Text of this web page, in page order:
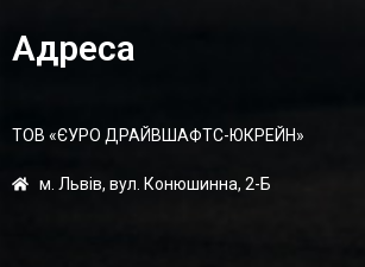
Адреса
ТОВ «ЄУРО ДРАЙВШАФТC-ЮКРЕЙН»
м. Львів, вул. Конюшинна, 2-Б